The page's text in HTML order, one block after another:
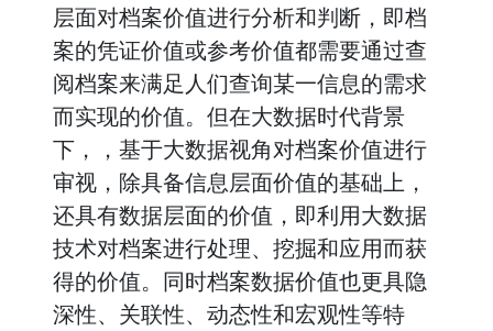
层面对档案价值进行分析和判断，即档
案的凭证价值或参考价值都需要通过查
阅档案来满足人们查询某一信息的需求
而实现的价值。但在大数据时代背景
下，，基于大数据视角对档案价值进行
审视，除具备信息层面价值的基础上，
还具有数据层面的价值，即利用大数据
技术对档案进行处理、挖掘和应用而获
得的价值。同时档案数据价值也更具隐
深性、关联性、动态性和宏观性等特